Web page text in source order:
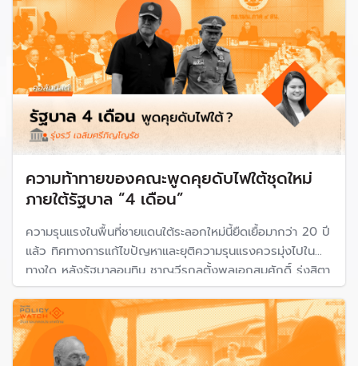
ความท้าทายของคณะพูดคุยดับไฟใต้ชุดใหม่
ภายใต้รัฐบาล “4 เดือน”
ความรุนแรงในพื้นที่ชายแดนใต้ระลอกใหม่นี้ยืดเยื้อมากว่า 20 ปี
แล้ว ทิศทางการแก้ไขปัญหาและยุติความรุนแรงควรมุ่งไปใน
ทางใด หลังรัฐบาลอนุทิน ชาญวีรกูลตั้งพลเอกสมศักดิ์ รุ่งสิตา
อดีตเลขาธิการสภาความมั่นคงแห่งชาติ (สมช.) เป็นหัวหน้าคณะ
พูดคุยคนใหม่